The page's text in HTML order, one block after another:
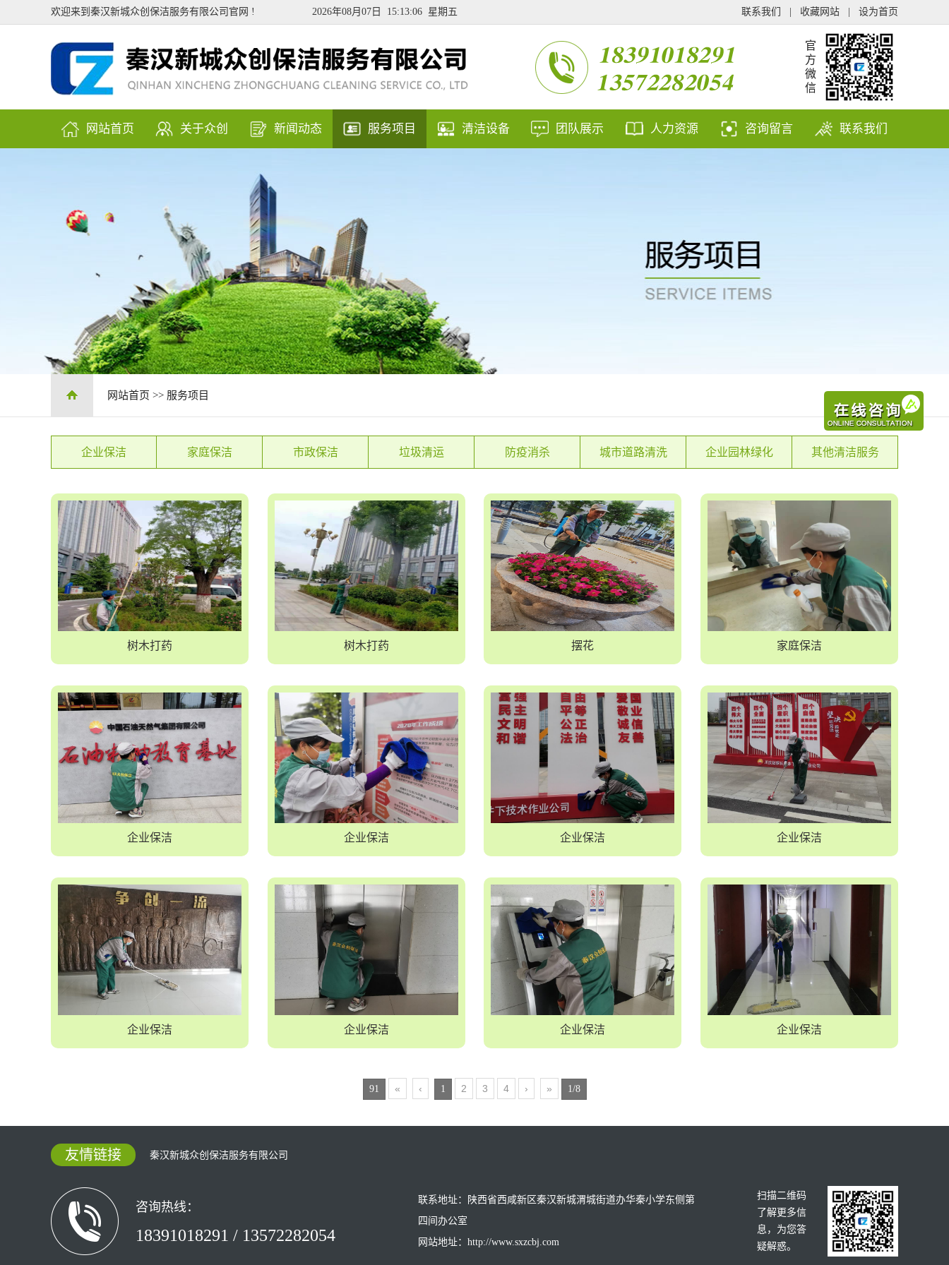
欢迎来到秦汉新城众创保洁服务有限公司官网 ! 2026年08月07日 15:13:07 星期五 联系我们 收藏网站 设为首页
官
方
微
信
网站首页 关于众创 新闻动态 服务项目 清洁设备 团队展示 人力资源 咨询留言 联系我们
网站首页 >> 服务项目
企业保洁 家庭保洁 市政保洁 垃圾清运 防疫消杀 城市道路清洗 企业园林绿化 其他清洁服务
树木打药 树木打药 摆花 家庭保洁
企业保洁 企业保洁 企业保洁 企业保洁
企业保洁 企业保洁 企业保洁 企业保洁
91 « ‹ 1 2 3 4 › » 1/8
友情链接 秦汉新城众创保洁服务有限公司
咨询热线：
18391018291 / 13572282054
联系地址：陕西省西咸新区秦汉新城渭城街道办华秦小学东侧第
四间办公室
网站地址：http://www.sxzcbj.com
扫描二维码
了解更多信
息，为您答
疑解惑。